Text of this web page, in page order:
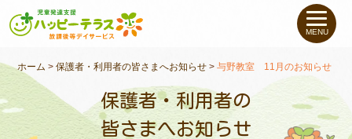
私たちについて
未就学のお子さま（０〜６才）
小学生〜高校生の お子さま
MENU
ホーム >保護者・利用者の皆さまへお知らせ >与野教室 11月のお知らせ
保護者・利用者の
皆さまへお知らせ